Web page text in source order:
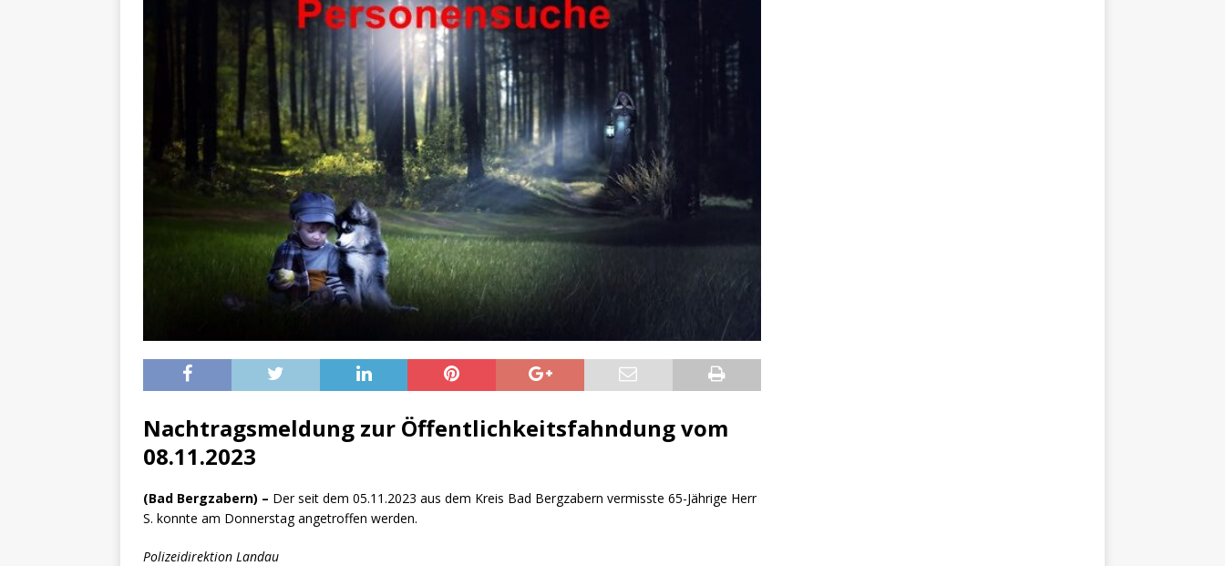
[ 16. Dezember 2023 ] Personensuche / Öffentlichkeitsfahndung
BLAULICHTMELDUNGEN
[ 11. November 2023 ]
Personensuche / Vermisste Person
BLAULICHTMELDUNGEN
[ 31. Oktober 2023 ]
Eilmeldung Polizei
BLAULICHTMELDUNGEN
[ 19. Oktober 2023 ]
Öffentlichkeitsfahndung
BLAULICHTMELDUNGEN
[ 15. April 2023 ] Natur/Umwelt – Militärischer Übungsplatz Dudenhofen / Speyer
& NATUR
[ 7. Mai 2025 ]
Radio Regenbogen spendet 10.000.- € an „Kinder unterm Regenbogen“
BADEN-WÜRTTEMBERG
[ 6. Mai 2025 ] Radarfallen / Blitzer / Geschwindigkeitsmessung für die KW 19 (05.05. –
11.05.2025)
GESCHWINDIGKEITSKONTROLLE
Deutsche Equipe gewinnt vor der Schweiz den Longines EEF Nations Cup im
[ 4. Mai 2025 ]
Technik Museum Speyer / Brazzeltag
SPEYER
[ 29. März 2024 ] Polizei / Konsumcannabisgesetz (KCanG) BLAULICHTMELDUNGEN
Nachtragsmeldung zur Öffentlichkeitsfahndung vom
08.11.2023
(Bad Bergzabern) – Der seit dem 05.11.2023 aus dem Kreis Bad Bergzabern vermisste 65-Jährige Herr
S. konnte am Donnerstag angetroffen werden.
Polizeidirektion Landau